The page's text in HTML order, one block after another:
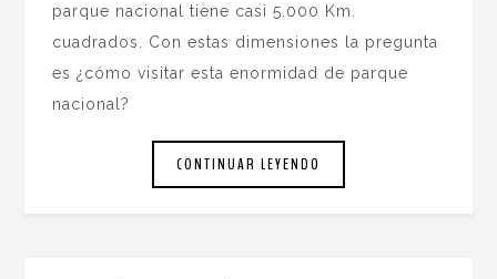
parque nacional tiene casi 5.000 Km.
cuadrados. Con estas dimensiones la pregunta
es ¿cómo visitar esta enormidad de parque
nacional?
CONTINUAR LEYENDO